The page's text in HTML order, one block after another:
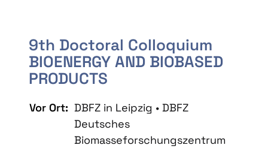
9th Doctoral Colloquium
BIOENERGY AND BIOBASED
PRODUCTS
Vor Ort: DBFZ in Leipzig • DBFZ
Deutsches
Biomasseforschungszentrum